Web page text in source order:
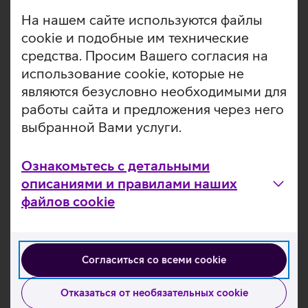
На нашем сайте используются файлы
cookie и подобные им технические
средства. Просим Вашего согласия на
использование cookie, которые не
являются безусловно необходимыми для
работы сайта и предложения через него
выбранной Вами услуги.
Ознакомьтесь с детальными
описаниями и правилами наших
файлов cookie
Согласиться со всеми cookie
Отказаться от необязательных cookie
любимые произведения искусства. Регулируемая
подставка позволяет приподнять телевизор над
поверхностью, оставляя достаточно места для
саундбара.
Модель 2022 года.
Матовый экран.
The Frame автоматически включает галерею каждый
экономии энергии.
Вы можете с легкостью загрузить свои фотоархивы
на телевизор через телефон или флеш-накопитель.
звук сопровождает каждое движение.
Настенное крепление без зазора обеспечивает
красивый вид телевизора со всех сторон.
Телевизор поставляется с ресурсосберегающим